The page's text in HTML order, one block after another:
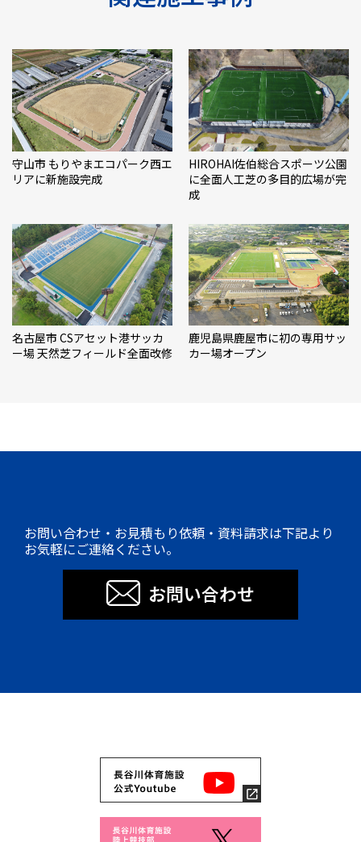
守山市 もりやまエコパーク西エ
リアに新施設完成
HIROHAI佐伯総合スポーツ公園
に全面人工芝の多目的広場が完
成
名古屋市 CSアセット港サッカ
ー場 天然芝フィールド全面改修
鹿児島県鹿屋市に初の専用サッ
カー場オープン
お問い合わせ・お見積もり依頼・資料請求は下記より
お気軽にご連絡ください。
お問い合わせ